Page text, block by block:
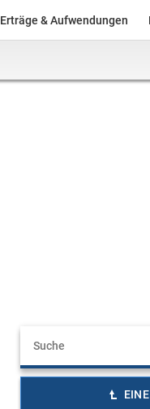
Erträge & Aufwendungen